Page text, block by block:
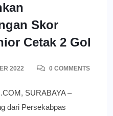
Skor
Cetak 2 Gol
2022 0 COMMENTS
SURABAYA –
dari Persekabpas